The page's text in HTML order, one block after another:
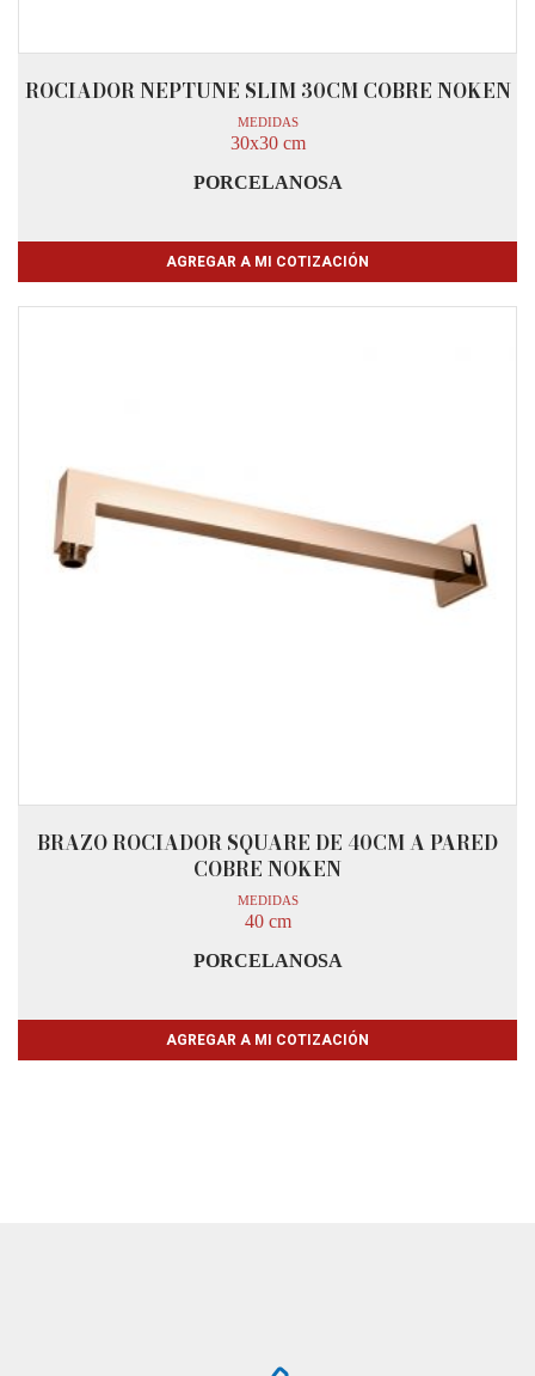
ROCIADOR NEPTUNE SLIM 30CM COBRE NOKEN
MEDIDAS
30x30 cm
PORCELANOSA
AGREGAR A MI COTIZACIÓN
BRAZO ROCIADOR SQUARE DE 40CM A PARED
COBRE NOKEN
MEDIDAS
40 cm
PORCELANOSA
AGREGAR A MI COTIZACIÓN